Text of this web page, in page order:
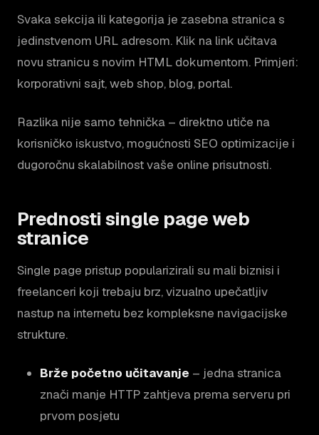
Svaka sekcija ili kategorija je zasebna stranica s
jedinstvenom URL adresom. Klik na link učitava
novu stranicu s novim HTML dokumentom. Primjeri:
korporativni sajt, web shop, blog, portal.
Razlika nije samo tehnička – direktno utiče na
korisničko iskustvo, mogućnosti SEO optimizacije i
dugoročnu skalabilnost vaše online prisutnosti.
Prednosti single page web
stranice
Single page pristup popularizirali su mali biznisi i
freelanceri koji trebaju brz, vizualno upečatljiv
nastup na internetu bez kompleksne navigacijske
strukture.
Brže početno učitavanje – jedna stranica
znači manje HTTP zahtjeva prema serveru pri
prvom posjetu